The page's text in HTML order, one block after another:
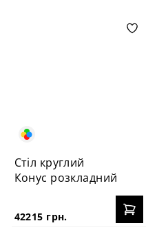
Стіл круглий
Конус розкладний
42215 грн.